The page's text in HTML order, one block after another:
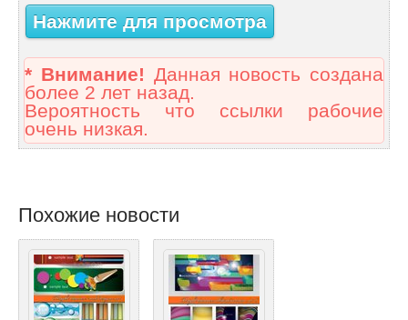
Нажмите для просмотра
* Внимание! Данная новость создана
более 2 лет назад.
Вероятность что ссылки рабочие
очень низкая.
Похожие новости